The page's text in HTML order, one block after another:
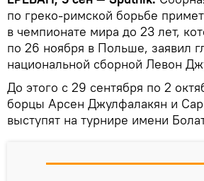
по греко-римской борьбе
в чемпионате мира до 23 лет,
по 26 ноября в Польше, заявил
национальной сборной Левон
До этого с 29 сентября по 2
борцы Арсен Джулфалакян и
выступят на турнире имени